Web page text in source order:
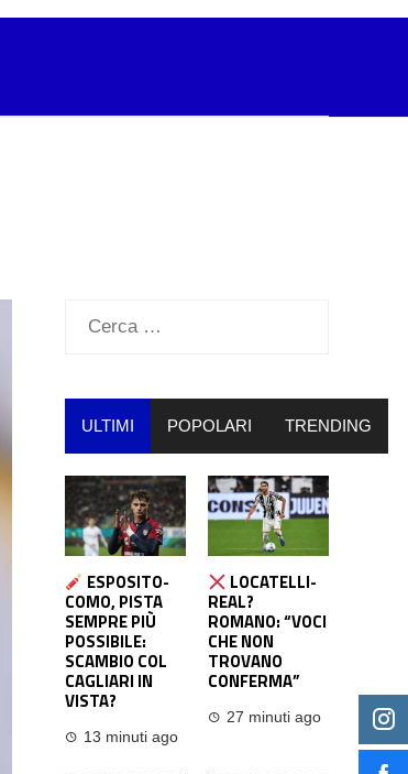
Ricerca
ULTIMI POPOLARI TRENDING
ESPOSITO-
COMO, PISTA
SEMPRE PIÙ
POSSIBILE:
SCAMBIO COL
CAGLIARI IN
VISTA?
13 minuti ago
LOCATELLI-
REAL?
ROMANO: “VOCI
CHE NON
TROVANO
CONFERMA”
27 minuti ago